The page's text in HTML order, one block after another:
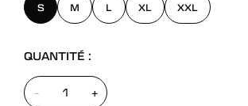
S M L XL XXL
QUANTITÉ :
- +